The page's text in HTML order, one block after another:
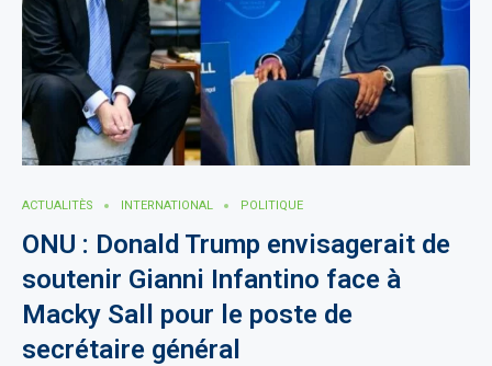
ACTUALITÈS INTERNATIONAL POLITIQUE
ONU : Donald Trump envisagerait de
soutenir Gianni Infantino face à
Macky Sall pour le poste de
secrétaire général